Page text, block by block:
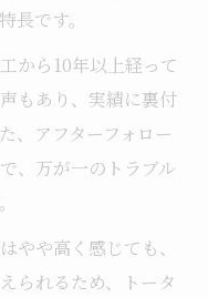
長です。
から10年以上経って
もあり、実績に裏付
、アフターフォロー
、万が一のトラブル
やや高く感じても、
られるため、トータ